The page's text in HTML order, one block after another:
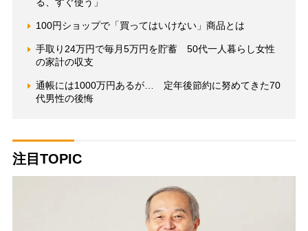
100円ショップで「買ってはいけない」商品とは
手取り24万円で毎月5万円を貯蓄 50代一人暮らし女性
の家計の収支
通帳には1000万円あるが… 定年後節約に努めてきた70
代男性の後悔
注目TOPIC